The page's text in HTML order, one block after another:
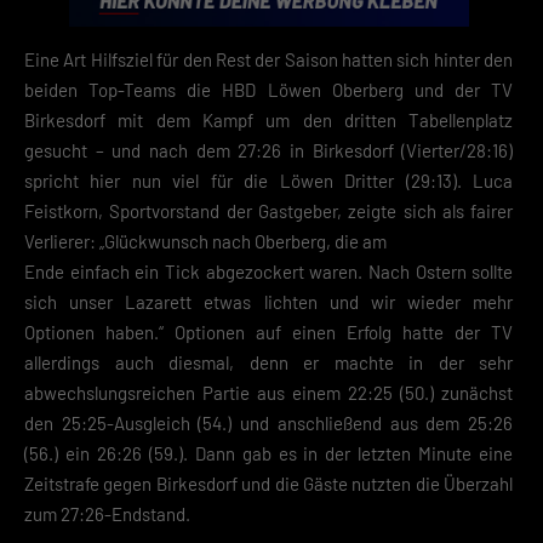
Eine Art Hilfsziel für den Rest der Saison hatten sich hinter den
beiden Top-Teams die HBD Löwen Oberberg und der TV
Birkesdorf mit dem Kampf um den dritten Tabellenplatz
gesucht – und nach dem 27:26 in Birkesdorf (Vierter/28:16)
spricht hier nun viel für die Löwen Dritter (29:13). Luca
Feistkorn, Sportvorstand der Gastgeber, zeigte sich als fairer
Verlierer: „Glückwunsch nach Oberberg, die am
Ende einfach ein Tick abgezockert waren. Nach Ostern sollte
sich unser Lazarett etwas lichten und wir wieder mehr
Optionen haben.“ Optionen auf einen Erfolg hatte der TV
allerdings auch diesmal, denn er machte in der sehr
abwechslungsreichen Partie aus einem 22:25 (50.) zunächst
den 25:25-Ausgleich (54.) und anschließend aus dem 25:26
(56.) ein 26:26 (59.). Dann gab es in der letzten Minute eine
Zeitstrafe gegen Birkesdorf und die Gäste nutzten die Überzahl
zum 27:26-Endstand.
Informationen anzeigen lassen und so nur bestimmte Cookies
Speichern
Datenschutzeinstellungen
Essenziell (2)
Essenzielle Cookies ermöglichen grundlegende Funktionen und sind für die
einwandfreie Funktion der Website erforderlich.
Datenschutzerklärung